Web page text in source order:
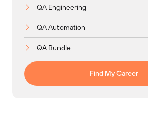
QA Engineering
QA Automation
QA Bundle
Find My Career